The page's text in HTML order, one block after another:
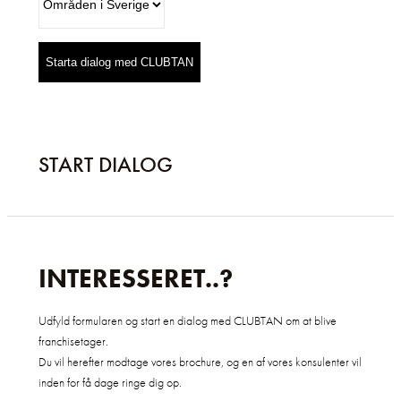
Starta dialog med CLUBTAN
START DIALOG
INTERESSERET..?
Udfyld formularen og start en dialog med CLUBTAN om at blive
franchisetager.
Du vil herefter modtage vores brochure, og en af vores konsulenter vil
inden for få dage ringe dig op.